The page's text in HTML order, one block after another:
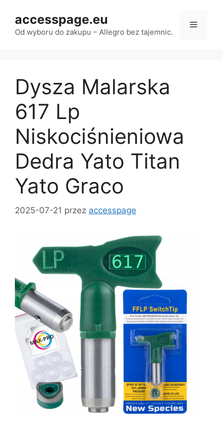
treści
accesspage.eu
Od wyboru do zakupu – Allegro bez tajemnic.
Menu
Dysza Malarska
617 Lp
Niskociśnieniowa
Dedra Yato Titan
Yato Graco
2025-07-21 przez accesspage